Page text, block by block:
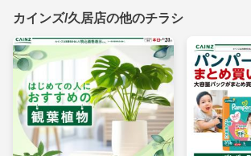
カインズ/久居店の他のチラシ